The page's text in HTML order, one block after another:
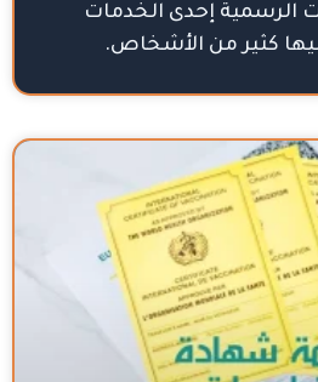
الرسمية إحدى الخدمات
كثير من الأشخاص.